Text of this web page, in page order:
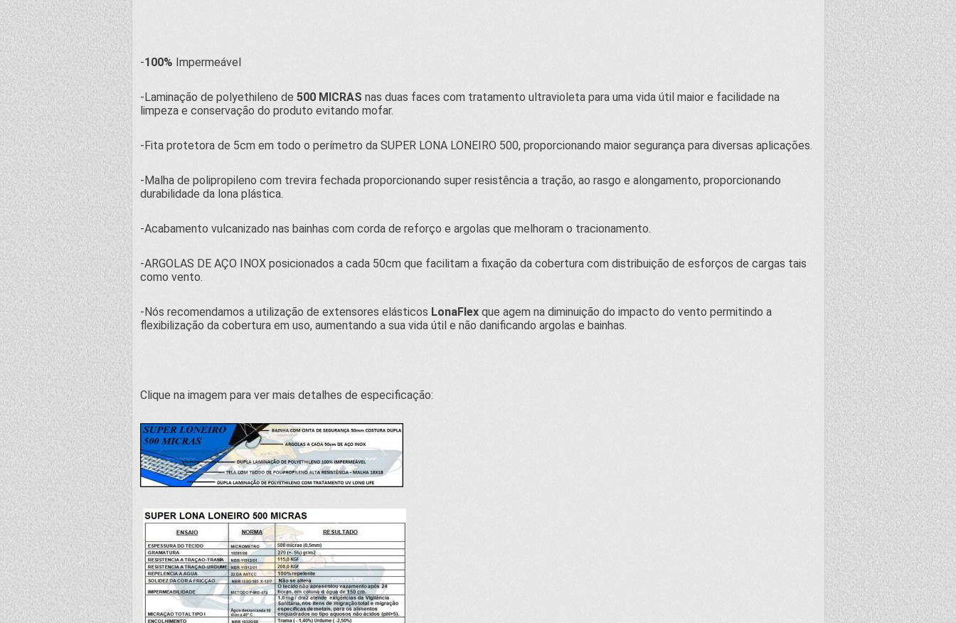
-100% Impermeável
-Laminação de polyethileno de 500 MICRAS nas duas faces com tratamento ultravioleta para uma vida útil maior e facilidade na
limpeza e conservação do produto evitando mofar.
-Fita protetora de 5cm em todo o perímetro da SUPER LONA LONEIRO 500, proporcionando maior segurança para diversas aplicações.
-Malha de polipropileno com trevira fechada proporcionando super resistência a tração, ao rasgo e alongamento, proporcionando
durabilidade da lona plástica.
-Acabamento vulcanizado nas bainhas com corda de reforço e argolas que melhoram o tracionamento.
-ARGOLAS DE AÇO INOX posicionados a cada 50cm que facilitam a fixação da cobertura com distribuição de esforços de cargas tais
como vento.
-Nós recomendamos a utilização de extensores elásticos LonaFlex que agem na diminuição do impacto do vento permitindo a
flexibilização da cobertura em uso, aumentando a sua vida útil e não danificando argolas e bainhas.
Clique na imagem para ver mais detalhes de especificação: